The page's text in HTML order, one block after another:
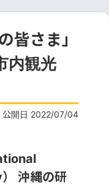
皆さま」
内観光
公開日 2022/07/04
） 沖縄の研